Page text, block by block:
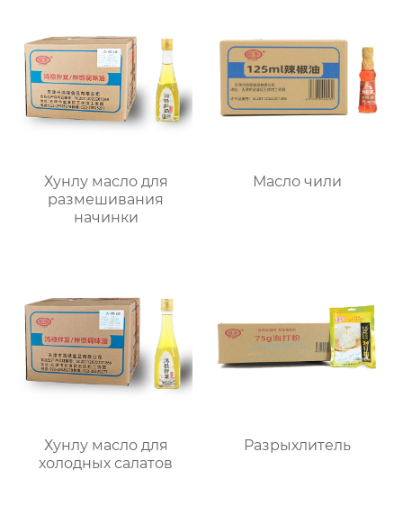
Хунлу масло для
размешивания
начинки
Масло чили
Хунлу масло для
холодных салатов
Разрыхлитель